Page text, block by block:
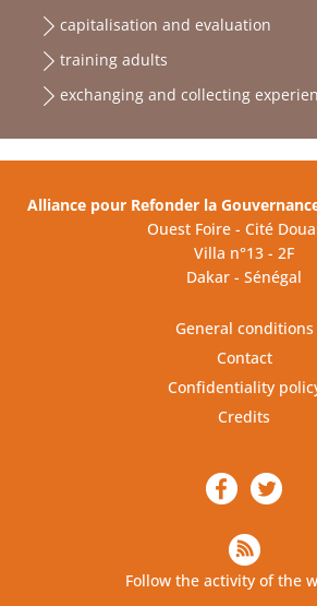
capitalisation and evaluation
training adults
exchanging and collecting
Alliance pour Refonder la
Ouest Foire - Cité
Villa n°13 - 2F
Dakar - Sénégal
General conditions
Contact
Confidentiality
Credits
Follow the activity of the